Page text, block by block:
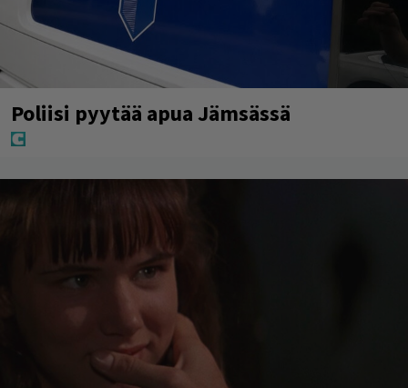
Poliisi pyytää apua Jämsässä